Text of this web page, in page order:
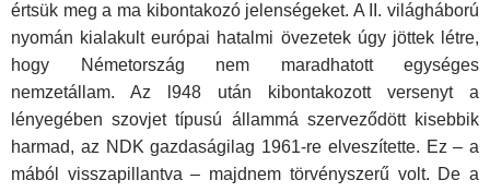
értsük meg a ma kibontakozó jelenségeket. A II. világháború
nyomán kialakult európai hatalmi övezetek úgy jöttek létre,
hogy Németország nem maradhatott egységes
nemzetállam. Az l948 után kibontakozott versenyt a
lényegében szovjet típusú állammá szerveződött kisebbik
harmad, az NDK gazdaságilag 1961-re elveszítette. Ez – a
mából visszapillantva – majdnem törvényszerű volt. De a